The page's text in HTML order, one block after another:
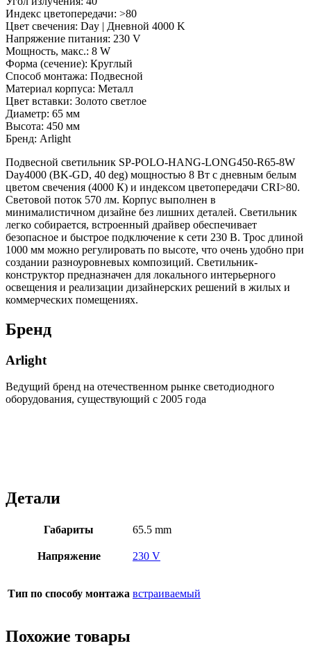
Индекс цветопередачи: >80
Цвет свечения: Day | Дневной 4000 K
Напряжение питания: 230 V
Мощность, макс.: 8 W
Форма (сечение): Круглый
Способ монтажа: Подвесной
Материал корпуса: Металл
Цвет вставки: Золото светлое
Диаметр: 65 мм
Высота: 450 мм
Бренд: Arlight
Подвесной светильник SP-POLO-HANG-LONG450-R65-8W
Day4000 (BK-GD, 40 deg) мощностью 8 Вт с дневным белым
цветом свечения (4000 К) и индексом цветопередачи CRI>80.
Световой поток 570 лм. Корпус выполнен в
минималистичном дизайне без лишних деталей. Светильник
легко собирается, встроенный драйвер обеспечивает
безопасное и быстрое подключение к сети 230 В. Трос длиной
1000 мм можно регулировать по высоте, что очень удобно при
создании разноуровневых композиций. Светильник-
конструктор предназначен для локального интерьерного
освещения и реализации дизайнерских решений в жилых и
коммерческих помещениях.
Бренд
Arlight
Ведущий бренд на отечественном рынке светодиодного
оборудования, существующий с 2005 года
Детали
Габариты 65.5 mm
Напряжение 230 V
Тип по способу монтажа встраиваемый
Похожие товары